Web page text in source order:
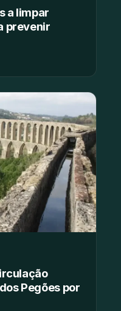
a limpar
prevenir
Pegões por